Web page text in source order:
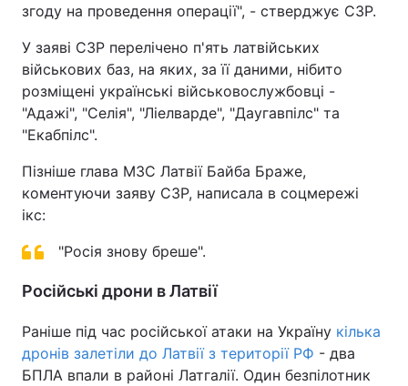
згоду на проведення операції", - стверджує СЗР.
У заяві СЗР перелічено п'ять латвійських
військових баз, на яких, за її даними, нібито
розміщені українські військовослужбовці -
"Адажі", "Селія", "Ліелварде", "Даугавпілс" та
"Екабпілс".
Пізніше глава МЗС Латвії Байба Браже,
коментуючи заяву СЗР, написала в соцмережі
ікс:
"Росія знову бреше".
Російські дрони в Латвії
Раніше під час російської атаки на Україну кілька
дронів залетіли до Латвії з території РФ - два
БПЛА впали в районі Латгалії. Один безпілотник